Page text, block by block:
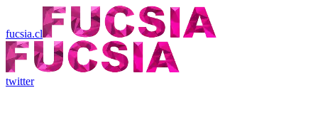
fucsia.cl
twitter